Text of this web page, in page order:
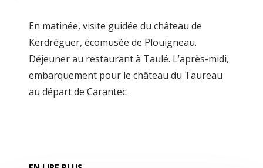
En matinée, visite guidée du château de
Kerdréguer, écomusée de Plouigneau.
Déjeuner au restaurant à Taulé. L’après-midi,
embarquement pour le château du Taureau
au départ de Carantec.